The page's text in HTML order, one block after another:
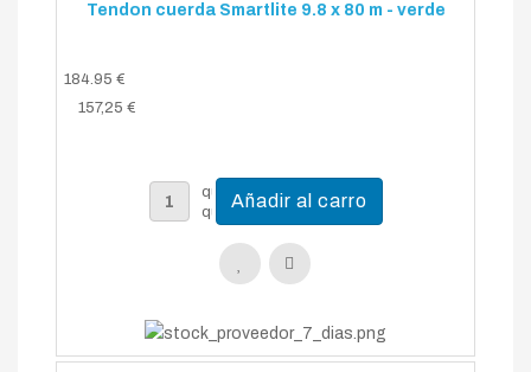
Tendon cuerda Smartlite 9.8 x 80 m - verde
184.95 €
157,25 €